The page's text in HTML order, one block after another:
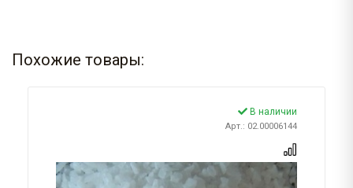
Похожие товары:
В наличии
Арт.: 02.00006144